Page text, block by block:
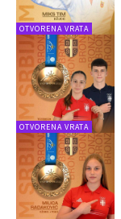
OTVORENA VRATA
OTVORENA VRATA